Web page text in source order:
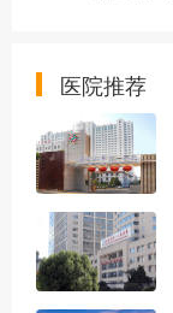
医院推荐